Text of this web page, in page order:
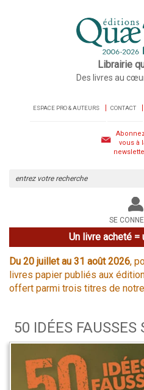
Librairie
Des livres au
ESPACE PRO & AUTEURS CONTACT
vous à
le
SE
Un livre acheté
Du 20 juillet au 31 août 2026,
livres papier publiés aux
offert parmi trois titres de
50 IDÉES FAUSSES